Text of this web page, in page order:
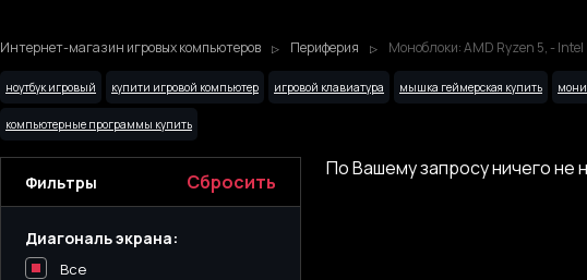
Интернет-магазин игровых компьютеров Периферия Моноблоки: AMD Ryzen 5, -
ноутбук игровый купити игровой компьютер игровой клавиатура мышка геймерская купить
компьютерные программы купить
Фильтры Сбросить
Диагональ экрана:
Все
По Вашему запросу ничего не